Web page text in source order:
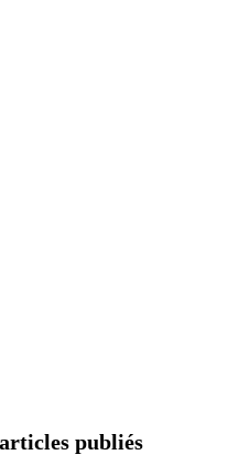
publiés